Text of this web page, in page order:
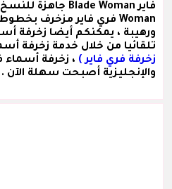
فاير Blade Woman
جاهزة
Woman فري فاير مزخرف
بخطوط
ورهيبة ، يمكنكم أيضا زخرفة
تلقائيا من خلال خدمة زخرفة
زخرفة فري فاير ) ، زخرفة أسماء
والإنجليزية أصبحت سهلة الآن .